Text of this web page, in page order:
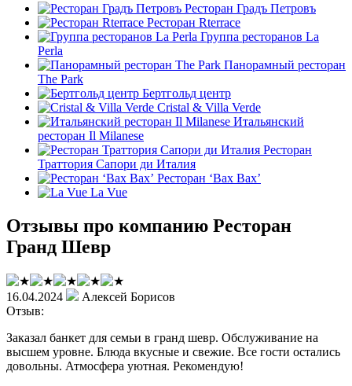
Ресторан Градъ Петровъ
Ресторан Rterrace
Группа ресторанов La
Perla
Панорамный ресторан
The Park
Бертгольд центр
Cristal & Villa Verde
Итальянский
ресторан Il Milanese
Ресторан
Траттория Сапори ди Италия
Ресторан ‘Вах Вах’
La Vue
Отзывы про компанию Ресторан
Гранд Шевр
16.04.2024
Алексей Борисов
Отзыв:
Заказал банкет для семьи в гранд шевр. Обслуживание на
высшем уровне. Блюда вкусные и свежие. Все гости остались
довольны. Атмосфера уютная. Рекомендую!